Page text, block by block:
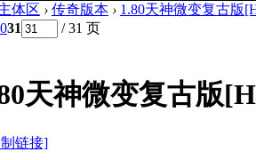
体区 › 传奇版本 › 1.80天神微变复古版
31
/ 31 页
天神微变复古版
链接]